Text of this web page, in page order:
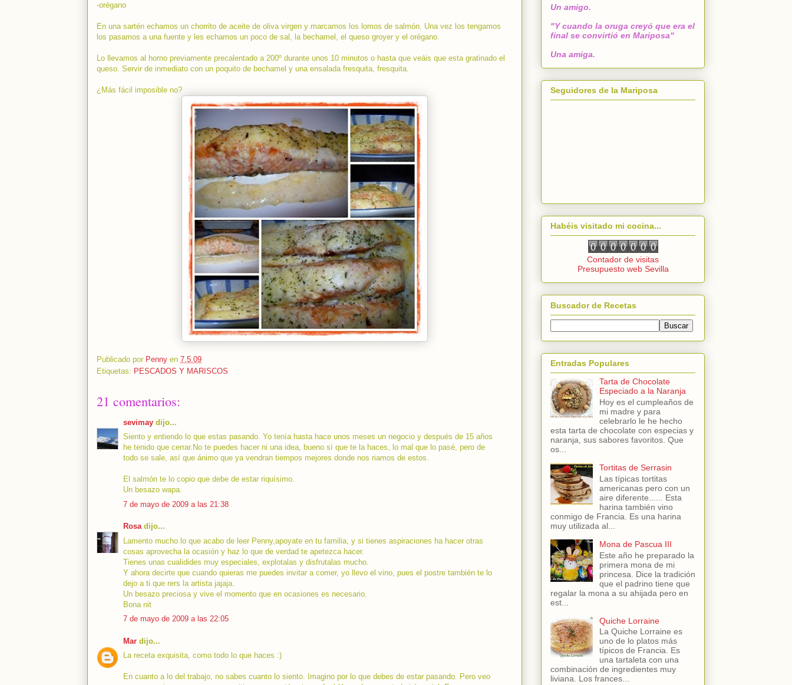
-orégano
En una sartén echamos un chorrito de aceite de oliva virgen y marcamos los lomos de salmón. Una vez los tengamos
los pasamos a una fuente y les echamos un poco de sal, la bechamel, el queso groyer y el orégano.
Lo llevamos al horno previamente precalentado a 200º durante unos 10 minutos o hasta que veáis que esta gratinado el
queso. Servir de inmediato con un poquito de bechamel y una ensalada fresquita, fresquita.
¿Más fácil imposible no?
Publicado por Penny en 7.5.09
Etiquetas: PESCADOS Y MARISCOS
21 comentarios:
sevimay dijo...
Siento y entiendo lo que estas pasando. Yo tenía hasta hace unos meses un negocio y después de 15 años
he tenido que cerrar.No te puedes hacer ni una idea, bueno sí que te la haces, lo mal que lo pasé, pero de
todo se sale, así que ánimo que ya vendran tiempos mejores donde nos riamos de estos.
El salmón te lo copio que debe de estar riquísimo.
Un besazo wapa.
7 de mayo de 2009 a las 21:38
Rosadijo...
Lamento mucho lo que acabo de leer Penny,apoyate en tu familia, y si tienes aspiraciones ha hacer otras
cosas aprovecha la ocasión y haz lo que de verdad te apetezca hacer.
Tienes unas cualidides muy especiales, explotalas y disfrutalas mucho.
Y ahora decirte que cuando quieras me puedes invitar a comer, yo llevo el vino, pues el postre también te lo
dejo a ti que rers la artista jajaja.
Un besazo preciosa y vive el momento que en ocasiones es necesario.
Bona nit
7 de mayo de 2009 a las 22:05
Mar dijo...
La receta exquisita, como todo lo que haces :)
En cuanto a lo del trabajo, no sabes cuanto lo siento. Imagino por lo que debes de estar pasando. Pero veo
Un amigo.
"Y cuando la oruga creyó que era el
final se convirtió en Mariposa"
Una amiga.
Seguidores de la Mariposa
Habéis visitado mi cocina...
Contador de visitas
Presupuesto web Sevilla
Buscador de Recetas
Entradas Populares
Tarta de Chocolate
Especiado a la Naranja
Hoy es el cumpleaños de
mi madre y para
celebrarlo le he hecho
esta tarta de chocolate con especias y
naranja, sus sabores favoritos. Que
os...
Tortitas de Serrasin
Las típicas tortitas
americanas pero con un
aire diferente...... Esta
harina también vino
conmigo de Francia. Es una harina
muy utilizada al...
Mona de Pascua III
Este año he preparado la
primera mona de mi
princesa. Dice la tradición
que el padrino tiene que
regalar la mona a su ahijada pero en
est...
Quiche Lorraine
La Quiche Lorraine es
uno de lo platos más
típicos de Francia. Es
una tartaleta con una
combinación de ingredientes muy
liviana. Los frances...